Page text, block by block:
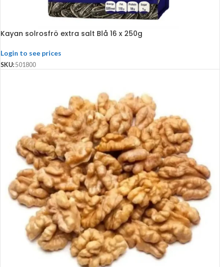
Kayan solrosfrö extra salt Blå 16 x 250g
Login to see prices
SKU:501800